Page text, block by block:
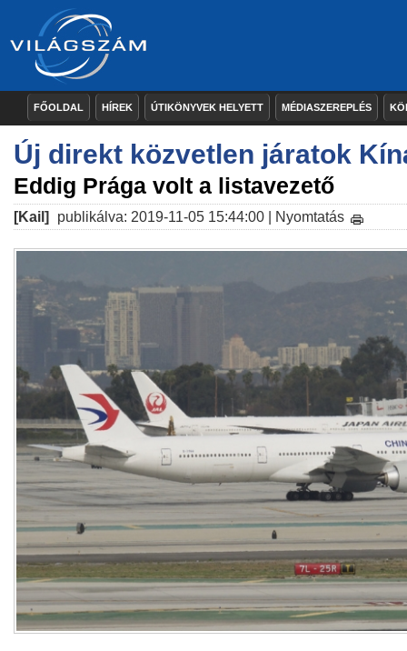
FŐOLDAL HÍREK ÚTIKÖNYVEK HELYETT MÉDIASZEREPLÉS
Új direkt közvetlen járatok
Eddig Prága volt a listavezető
[Kail] publikálva: 2019-11-05 15:44:00 | Nyomtatás